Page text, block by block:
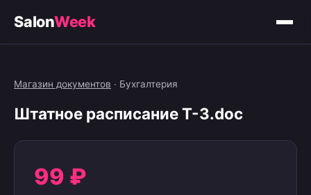
SalonWeek
Магазин документов · Бухгалтерия
Штатное расписание T-3.doc
99 ₽